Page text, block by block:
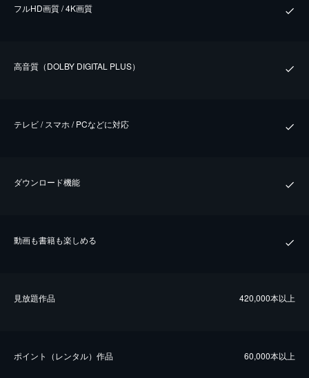
フルHD画質 / 4K画質
⾼⾳質（DOLBY DIGITAL PLUS）
テレビ / スマホ / PCなどに対応
ダウンロード機能
動画も書籍も楽しめる
⾒放題作品 420,000本以上
ポイント（レンタル）作品 60,000本以上